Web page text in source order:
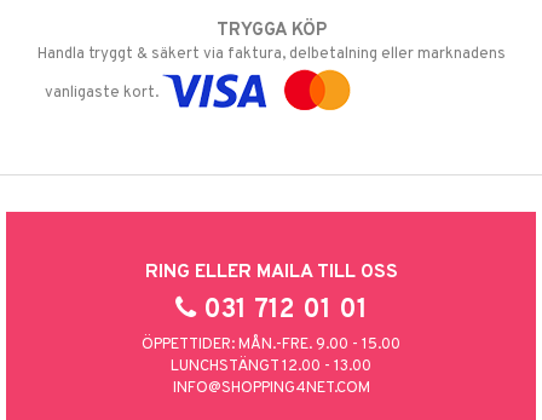
TRYGGA KÖP
Handla tryggt & säkert via faktura, delbetalning eller marknadens
vanligaste kort.
RING ELLER MAILA TILL OSS
031 712 01 01
ÖPPETTIDER: MÅN.-FRE. 9.00 - 15.00
LUNCHSTÄNGT 12.00 - 13.00
INFO@SHOPPING4NET.COM